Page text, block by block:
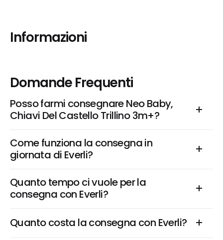
Informazioni
Domande Frequenti
Posso farmi consegnare Neo Baby,
Chiavi Del Castello Trillino 3m+?
Come funziona la consegna in
giornata di Everli?
Quanto tempo ci vuole per la
consegna con Everli?
Quanto costa la consegna con Everli?